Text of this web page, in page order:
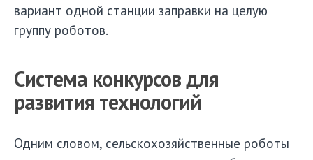
вариант одной станции заправки на целую
группу роботов.
Система конкурсов для
развития технологий
Одним словом, сельскохозяйственные роботы